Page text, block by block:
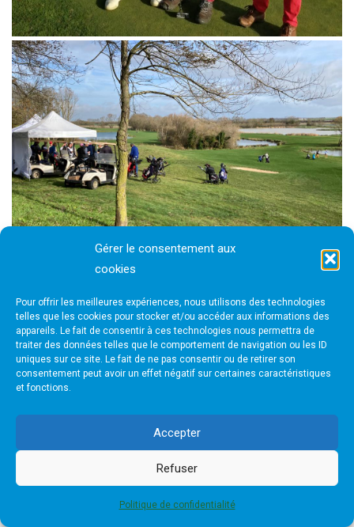
Gérer le consentement aux
cookies
Pour offrir les meilleures expériences, nous utilisons des technologies
telles que les cookies pour stocker et/ou accéder aux informations des
appareils. Le fait de consentir à ces technologies nous permettra de
traiter des données telles que le comportement de navigation ou les ID
uniques sur ce site. Le fait de ne pas consentir ou de retirer son
consentement peut avoir un effet négatif sur certaines caractéristiques
et fonctions.
Accepter
Refuser
Politique de confidentialité